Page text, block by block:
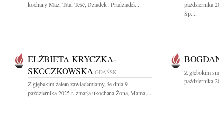
kochany Mąż, Tata, Teść, Dziadek i Pradziadek...
października
Śp....
ELŻBIETA KRYCZKA-
SKOCZKOWSKA GDAŃSK
Z głębokim żalem zawiadamiamy, że dnia 9
października 2025 r. zmarła ukochana Żona, Mama,...
Z głębokim
października